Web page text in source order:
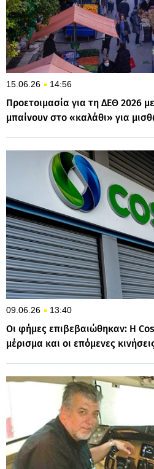
15.06.26 14:56
Προετοιμασία για τη ΔΕΘ 2026
μπαίνουν στο «καλάθι» για
09.06.26 13:40
Οι φήμες επιβεβαιώθηκαν: Η
μέρισμα και οι επόμενες